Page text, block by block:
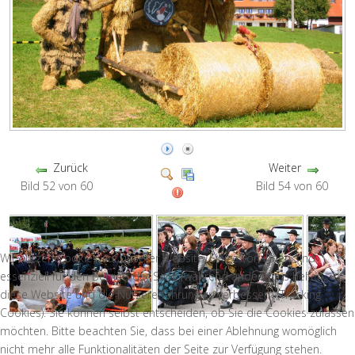
Zurück
Bild 52 von 60
Weiter
Bild 54 von 60
Wir nutzen Cookies auf unserer Website. Einige von ihnen sind
essenziell für den Betrieb der Seite, während andere uns helfen,
diese Website und die Nutzererfahrung zu verbessern (Tracking
Cookies). Sie können selbst entscheiden, ob Sie die Cookies zulassen
möchten. Bitte beachten Sie, dass bei einer Ablehnung womöglich
nicht mehr alle Funktionalitäten der Seite zur Verfügung stehen.